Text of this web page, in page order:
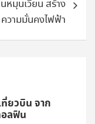
มุนเวียน สร้าง
ความมั่นคงไฟฟ้า
ยวบิน จาก
ลฟิน